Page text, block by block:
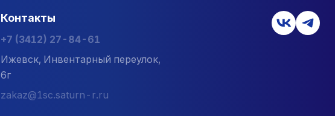
Контакты
+7 (3412) 27-84-61
Ижевск, Инвентарный переулок,
6г
zakaz@1sc.saturn-r.ru